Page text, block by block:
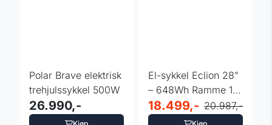
Polar Brave elektrisk
trehjulssykkel 500W
26.990,-
El-sykkel Eclion 28”
– 648Wh Ramme 18"
Urban ...
18.499,- 20.987,-